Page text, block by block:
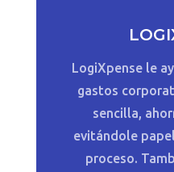
LogiXpense le
gastos
sencilla,
evitándole
proceso.